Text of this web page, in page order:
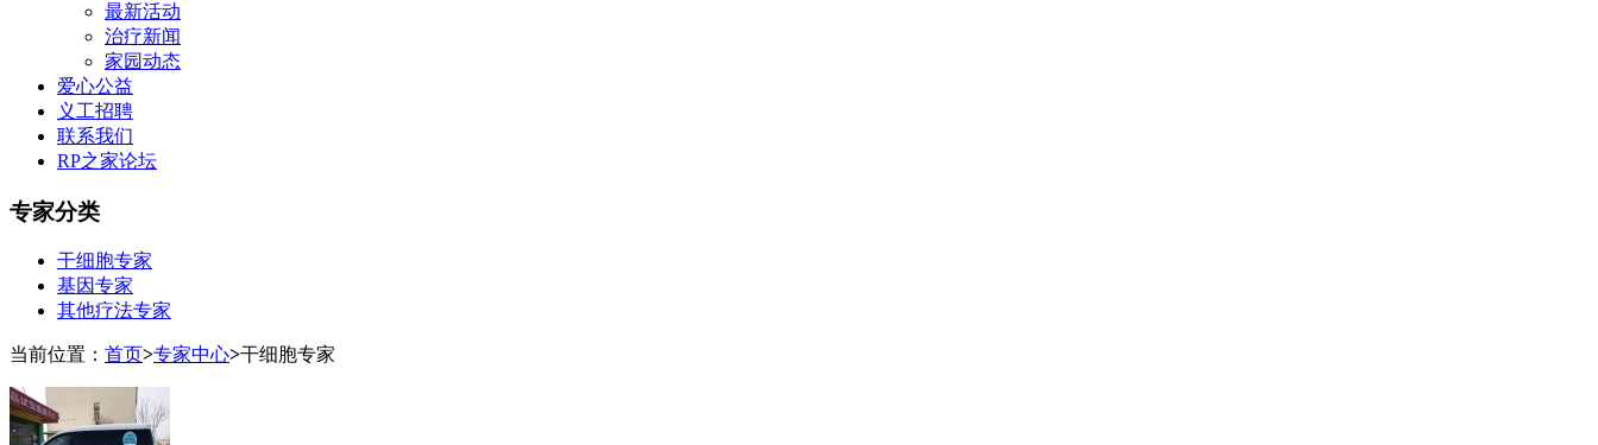
最新活动
治疗新闻
家园动态
爱心公益
义工招聘
联系我们
RP之家论坛
专家分类
干细胞专家
基因专家
其他疗法专家
当前位置： 首页>专家中心>干细胞专家